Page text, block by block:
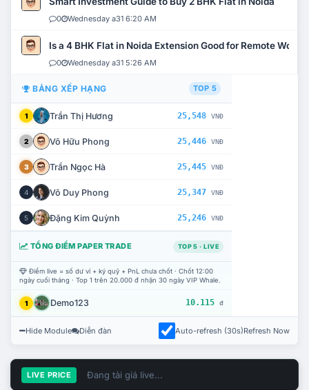
0 Wednesday a31 6:20 AM
Is a 4 BHK Flat in Noida Extension Good for Remote Work?
0 Wednesday a31 5:26 AM
BẢNG XẾP HẠNG TOP 5
1 Trần Thị Hương 25,548 VNĐ
2 Võ Hữu Phong 25,446 VNĐ
3 Trần Ngọc Hà 25,445 VNĐ
4 Võ Duy Phong 25,347 VNĐ
5 Đặng Kim Quỳnh 25,246 VNĐ
TỔNG ĐIỂM PAPER TRADE TOP 5 · LIVE
Điểm live = số dư ví + ký quỹ + PnL chưa chốt · Chốt 12:00
ngày cuối tháng · Top 1 trên 20.000 đ nhận 30 ngày VIP Whale.
1 Demo123 10.115 đ
Hide Module Diễn đàn Auto-refresh (30s)Refresh Now
LIVE PRICE Đang tải giá live...